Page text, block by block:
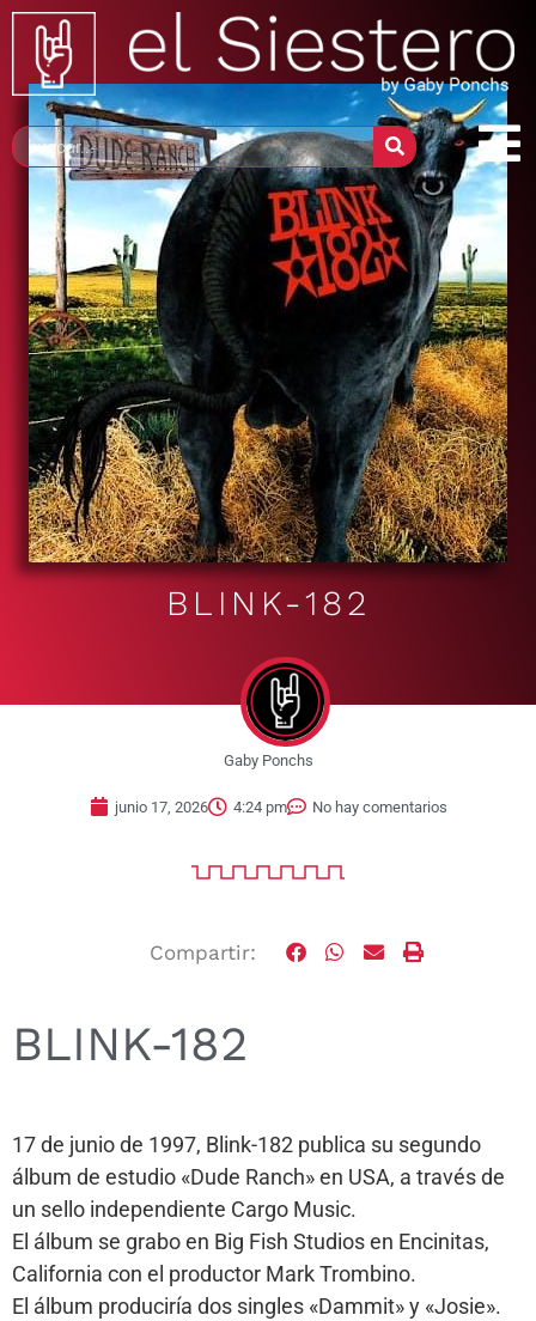
BLINK-182
Gaby Ponchs
junio 17, 2026 4:24 pm No hay comentarios
Compartir:
BLINK-182
17 de junio de 1997, Blink-182 publica su segundo
álbum de estudio «Dude Ranch» en USA, a través de
un sello independiente Cargo Music.
El álbum se grabo en Big Fish Studios en Encinitas,
California con el productor Mark Trombino.
El álbum produciría dos singles «Dammit» y «Josie».